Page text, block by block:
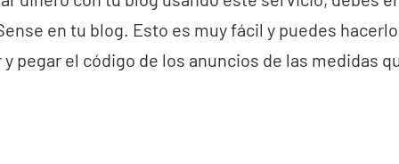
en tu blog. Esto es muy fácil y puedes
pegar el código de los anuncios de las medidas